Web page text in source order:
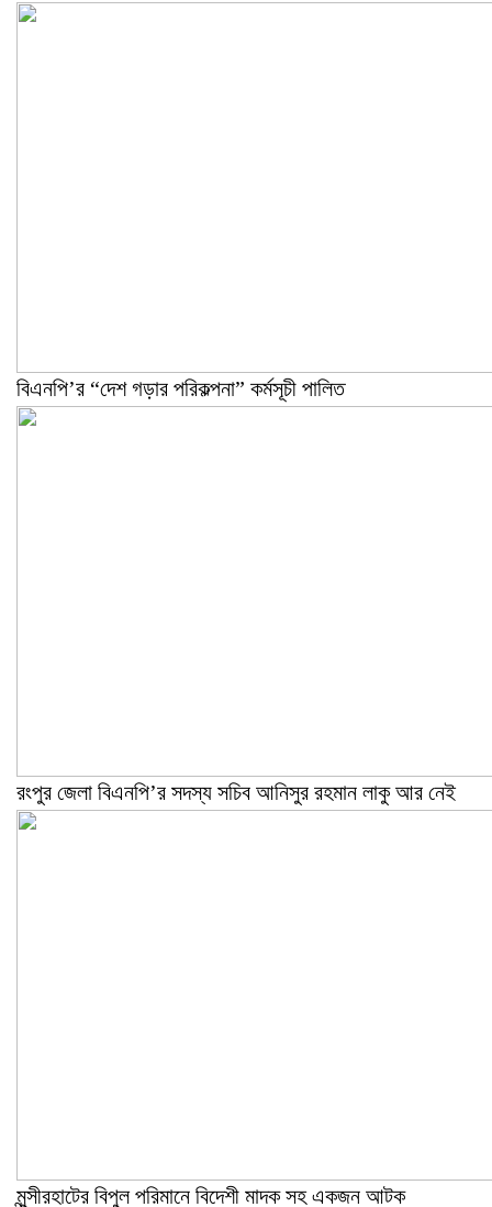
বিএনপি’র “দেশ গড়ার পরিকল্পনা” কর্মসূচী পালিত
রংপুর জেলা বিএনপি’র সদস্য সচিব আনিসুর রহমান লাকু আর নেই
মুন্সীরহাটের বিপুল পরিমানে বিদেশী মাদক সহ একজন আটক